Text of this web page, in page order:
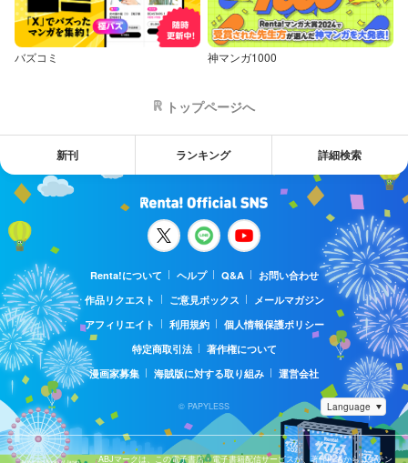
バズコミ 神マンガ1000
トップページへ
新刊 ランキング 詳細検索
Renta!について ヘルプ Q&A
お問い合わせ
作品リクエスト
ご意見ボックス
メールマガジン
アフィリエイト
利用規約
個人情報保護ポリシー
特定商取引法
著作権について
漫画家募集
海賊版に対する取り組み 運営会社
© PAPYLESS
ABJマークは、この電子書店・電子書籍配信サービスが、著作権者からコンテン